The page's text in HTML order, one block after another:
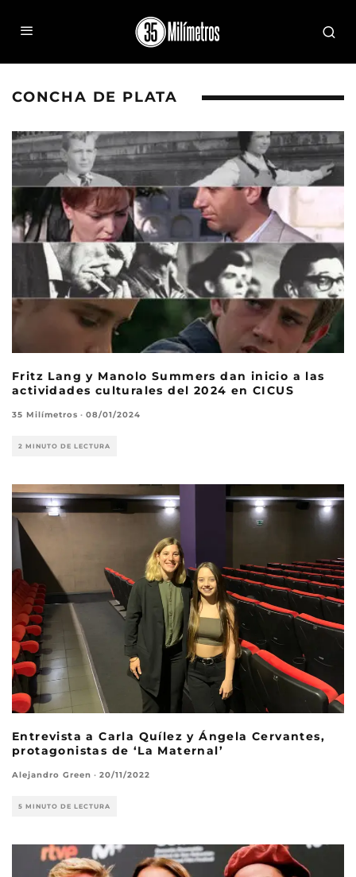
CONCHA DE PLATA
Fritz Lang y Manolo Summers dan inicio a las
actividades culturales del 2024 en CICUS
35 Milímetros · 08/01/2024
2 MINUTO DE LECTURA
Entrevista a Carla Quílez y Ángela Cervantes,
protagonistas de ‘La Maternal’
Alejandro Green · 20/11/2022
5 MINUTO DE LECTURA